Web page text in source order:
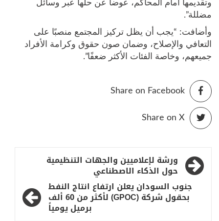
وتقديمها أمام المحاكم، عوضا عن حلها عبر وسائل
مضللة”.
وأضافت: “يجب أن يظل تركيز المجتمع منصبًا على
التعافي والإصلاح، وضمان صون حقوق وكرامة الأفراد
جميعهم، وخاصة الفئات الأكثر ضعفًا”.
Share on Facebook
Share on X
تصفّح
المقالات
ورشة لإعلاميين والجهات التنظيمية
حول الذكاء الاصطناعي
جنوب السودان يعلن ارتفاع انتاج النفط
بحقول شركة (GPOC) لأكثر من 60 ألف
برميل يومياً